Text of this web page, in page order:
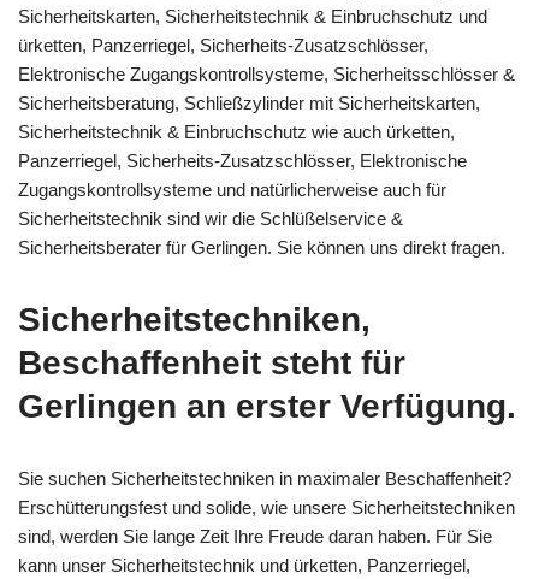
Sicherheitskarten, Sicherheitstechnik & Einbruchschutz und
ürketten, Panzerriegel, Sicherheits-Zusatzschlösser,
Elektronische Zugangskontrollsysteme, Sicherheitsschlösser &
Sicherheitsberatung, Schließzylinder mit Sicherheitskarten,
Sicherheitstechnik & Einbruchschutz wie auch ürketten,
Panzerriegel, Sicherheits-Zusatzschlösser, Elektronische
Zugangskontrollsysteme und natürlicherweise auch für
Sicherheitstechnik sind wir die Schlüßelservice &
Sicherheitsberater für Gerlingen. Sie können uns direkt fragen.
Sicherheitstechniken,
Beschaffenheit steht für
Gerlingen an erster Verfügung.
Sie suchen Sicherheitstechniken in maximaler Beschaffenheit?
Erschütterungsfest und solide, wie unsere Sicherheitstechniken
sind, werden Sie lange Zeit Ihre Freude daran haben. Für Sie
kann unser Sicherheitstechnik und ürketten, Panzerriegel,